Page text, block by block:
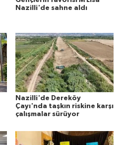
Nazilli'de sahne aldı
Nazilli'de Dereköy
Çayı'nda taşkın riskine karşı
çalışmalar sürüyor